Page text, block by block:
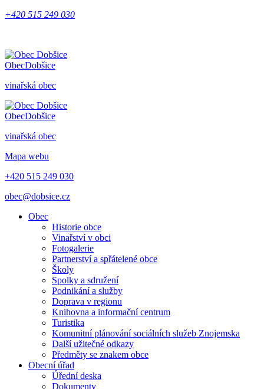
+420 515 249 030
ObecDobšice
vinařská obec
ObecDobšice
vinařská obec
Mapa webu
+420 515 249 030
obec@dobsice.cz
Obec
Historie obce
Vinařství v obci
Fotogalerie
Partnerství a spřátelené obce
Školy
Spolky a sdružení
Podnikání a služby
Doprava v regionu
Knihovna a informační centrum
Turistika
Komunitní plánování sociálních služeb Znojemska
Další užitečné odkazy
Předměty se znakem obce
Obecní úřad
Úřední deska
Dokumenty